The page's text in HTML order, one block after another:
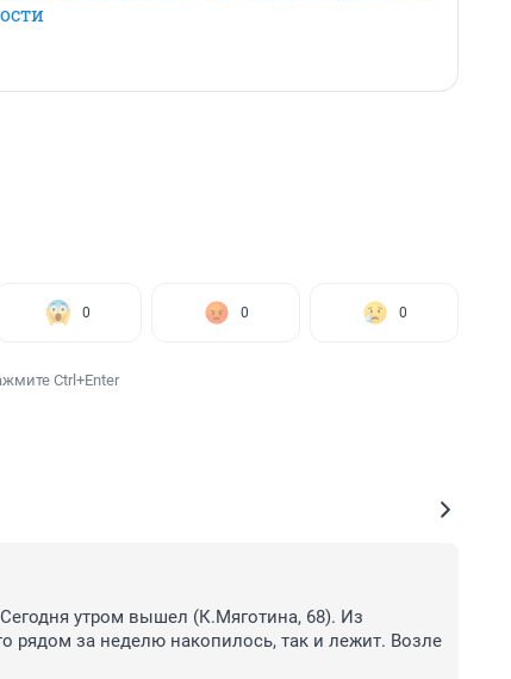
0 0 0
Ctrl+Enter
утром вышел (К.Мяготина, 68). Из
рядом за неделю накопилось, так и лежит. Возле